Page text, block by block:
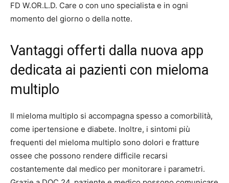
FD W.OR.L.D. Care o con uno specialista e in ogni
momento del giorno o della notte.
Vantaggi offerti dalla nuova app
dedicata ai pazienti con mieloma
multiplo
Il mieloma multiplo si accompagna spesso a comorbilità,
come ipertensione e diabete. Inoltre, i sintomi più
frequenti del mieloma multiplo sono dolori e fratture
ossee che possono rendere difficile recarsi
costantemente dal medico per monitorare i parametri.